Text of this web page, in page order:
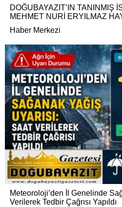
DOĞUBAYAZIT’IN TANINMIŞ
MEHMET NURİ ERYILMAZ
Haber Merkezi
Meteoroloji’den İl Genelinde
Verilerek Tedbir Çağrısı Yapıldı